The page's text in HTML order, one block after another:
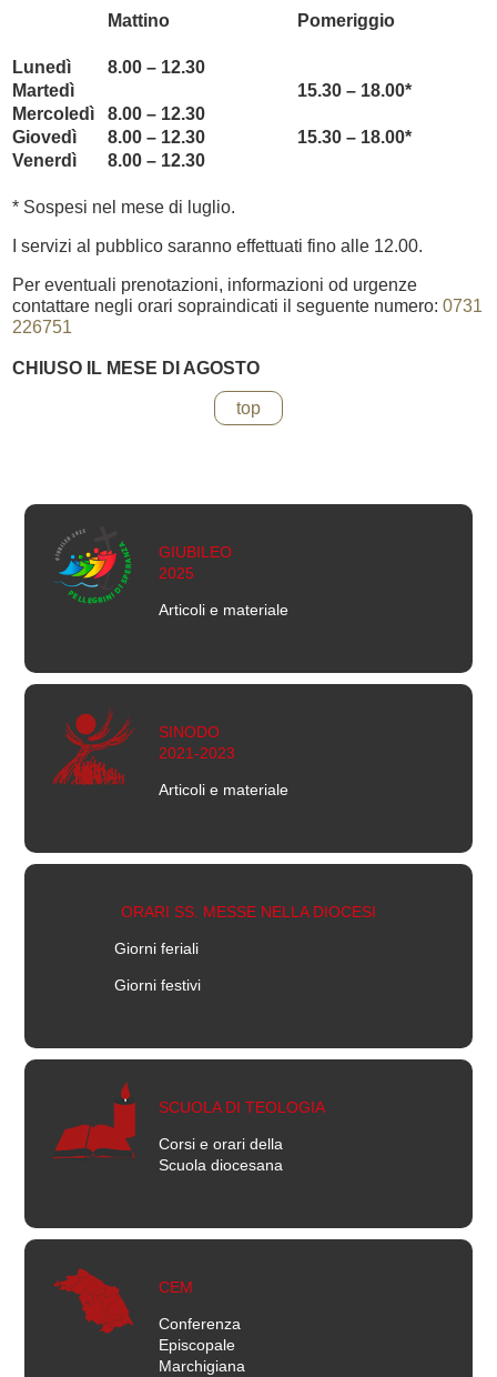
Mattino Pomeriggio
Lunedì
8.00 – 12.30
Martedì
15.30 – 18.00*
Mercoledì
8.00 – 12.30
Giovedì
8.00 – 12.30
15.30 – 18.00*
Venerdì
8.00 – 12.30
* Sospesi nel mese di luglio.
I servizi al pubblico saranno effettuati fino alle 12.00.
Per eventuali prenotazioni, informazioni od urgenze
contattare negli orari sopraindicati il seguente numero: 0731
226751
CHIUSO IL MESE DI AGOSTO
top
GIUBILEO
2025
Articoli e materiale
SINODO
2021-2023
Articoli e materiale
ORARI SS. MESSE NELLA DIOCESI
Giorni feriali
Giorni festivi
SCUOLA DI TEOLOGIA
Corsi e orari della
Scuola diocesana
CEM
Conferenza
Episcopale
Marchigiana